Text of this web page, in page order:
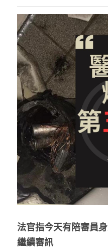
宏福苑聽證會
宏福火災正視聽
記錄．宏福苑火災
中國
國際
娛樂
反華推手你要知
反華推手懶人包
民主派騙案十式
反華推手起底
美西霸凌內幕
美西極權主義
真相直擊
極端暴恐實錄
KOL 專欄
林淑芳專欄
屈穎妍專欄
朱庭萱專欄
莫綺琪專欄
黃萬成專欄
招國偉專欄
絕密法庭檔案
醫院口岸爆炸案
屠龍小隊案
黎智英案審訊
支聯會案
35+顛覆案
生活
吃喝玩指南
休閒好介紹
親子
花生仔漫畫週記
關於我們
人才招聘
投稿熱線
商戶合作
搜索
繁體中文
繁體中文
法官指今天有陪審員
繼續審訊